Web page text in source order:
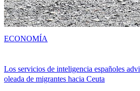
Los servicios de inteligencia españoles
oleada de migrantes hacia Ceuta
ECONOMÍA